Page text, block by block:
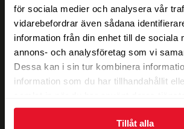
för sociala medier och analysera vår
vidarebefordrar även sådana
information från din enhet till de sociala
annons- och analysföretag som vi
Dessa kan i sin tur kombinera
information som du har tillhandahållit
Tillåt alla